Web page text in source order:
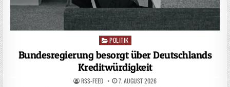
Posted
POLITIK
Bundesregierung besorgt über Deutschlands
Kreditwürdigkeit
RSS-FEED 7. AUGUST 2026